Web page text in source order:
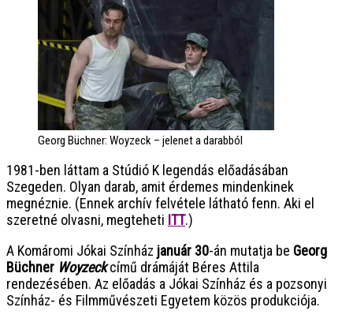
Georg Büchner: Woyzeck – jelenet a darabból
1981-ben láttam a Stúdió K legendás előadásában
Szegeden. Olyan darab, amit érdemes mindenkinek
megnéznie. (Ennek archív felvétele látható fenn. Aki el
szeretné olvasni, megteheti ITT.)
A Komáromi Jókai Színház január 30-án mutatja be Georg
Büchner Woyzeckcímű drámáját Béres Attila
rendezésében. Az előadás a Jókai Színház és a pozsonyi
Színház- és Filmművészeti Egyetem közös produkciója.